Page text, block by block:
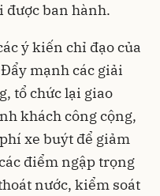
ban hành.
ý kiến chỉ đạo của
mạnh các giải
tổ chức lại giao
khách công cộng,
xe buýt để giảm
điểm ngập trọng
nước, kiểm soát